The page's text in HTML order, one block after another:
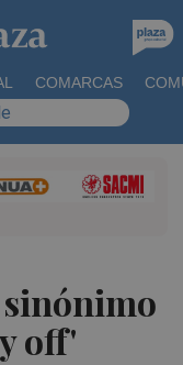
COMARCAS
off'